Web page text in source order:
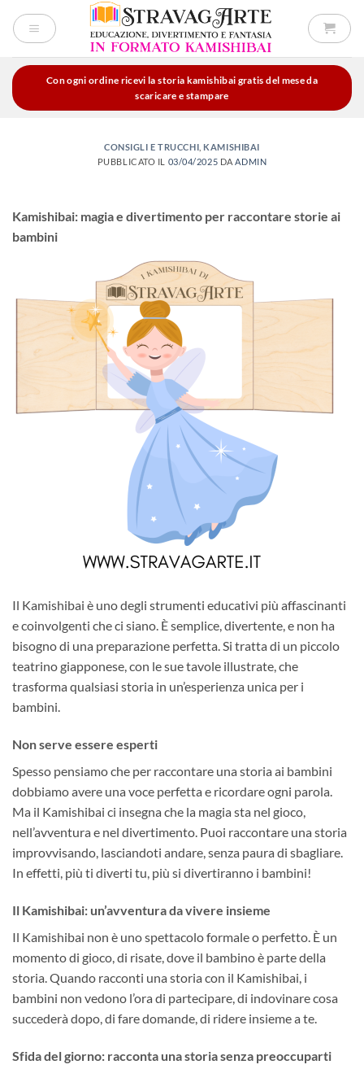
Con ogni ordine ricevi la storia kamishibai gratis del mese da
scaricare e stampare
CONSIGLI E TRUCCHI KAMISHIBAI
PUBBLICATO IL 03/04/2025 DA ADMIN
Kamishibai: magia e divertimento per raccontare storie ai
bambini
Il Kamishibai è uno degli strumenti educativi più affascinanti
e coinvolgenti che ci siano. È semplice, divertente, e non ha
bisogno di una preparazione perfetta. Si tratta di un piccolo
teatrino giapponese, con le sue tavole illustrate, che
trasforma qualsiasi storia in un’esperienza unica per i
bambini.
Non serve essere esperti
Spesso pensiamo che per raccontare una storia ai bambini
dobbiamo avere una voce perfetta e ricordare ogni parola.
Ma il Kamishibai ci insegna che la magia sta nel gioco,
nell’avventura e nel divertimento. Puoi raccontare una storia
improvvisando, lasciandoti andare, senza paura di sbagliare.
In effetti, più ti diverti tu, più si divertiranno i bambini!
Il Kamishibai: un’avventura da vivere insieme
Il Kamishibai non è uno spettacolo formale o perfetto. È un
momento di gioco, di risate, dove il bambino è parte della
storia. Quando racconti una storia con il Kamishibai, i
bambini non vedono l’ora di partecipare, di indovinare cosa
succederà dopo, di fare domande, di ridere insieme a te.
Sfida del giorno: racconta una storia senza preoccuparti